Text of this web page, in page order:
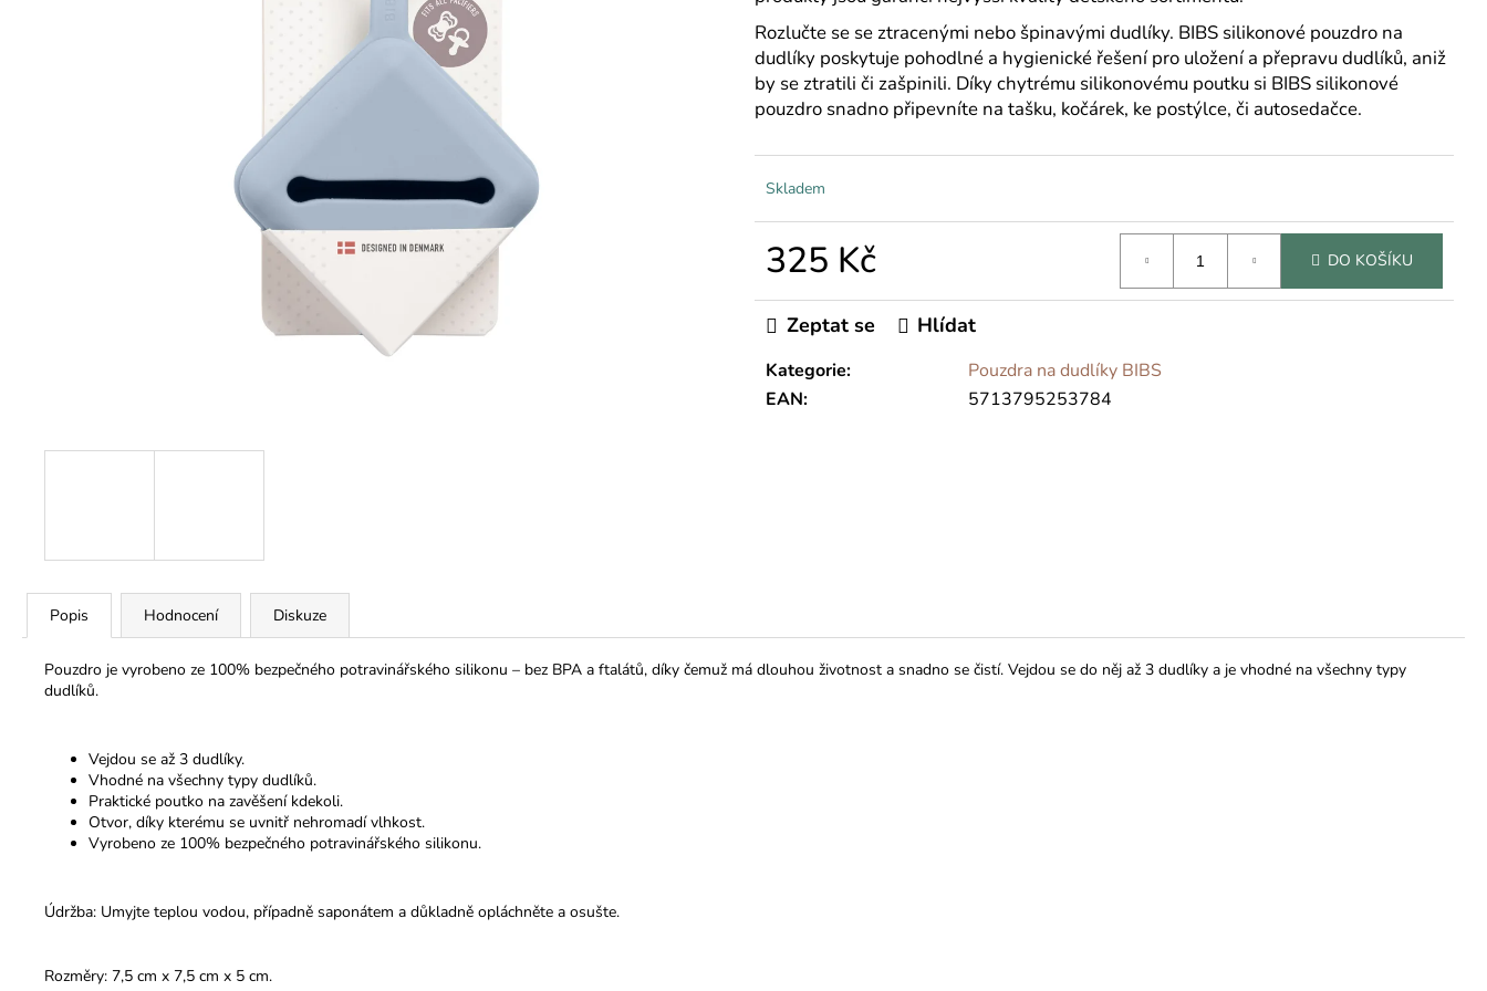
Rozlučte se se ztracenými nebo špinavými dudlíky. BIBS silikonové pouzdro na
dudlíky poskytuje pohodlné a hygienické řešení pro uložení a přepravu dudlíků, aniž
by se ztratili či zašpinili. Díky chytrému silikonovému poutku si BIBS silikonové
pouzdro snadno připevníte na tašku, kočárek, ke postýlce, či autosedačce.
Skladem
325 Kč DO KOŠÍKU
Kategorie:
Pouzdra na dudlíky BIBS
EAN: 5713795253784
Zeptat se Hlídat
Popis Hodnocení Diskuze
Pouzdro je vyrobeno ze 100% bezpečného potravinářského silikonu – bez BPA a ftalátů, díky čemuž má dlouhou životnost a snadno se čistí. Vejdou se do něj až 3 dudlíky a je vhodné na všechny typy
dudlíků.
Vejdou se až 3 dudlíky.
Vhodné na všechny typy dudlíků.
Praktické poutko na zavěšení kdekoli.
Otvor, díky kterému se uvnitř nehromadí vlhkost.
Vyrobeno ze 100% bezpečného potravinářského silikonu.
Údržba: Umyjte teplou vodou, případně saponátem a důkladně opláchněte a osušte.
Rozměry: 7,5 cm x 7,5 cm x 5 cm.